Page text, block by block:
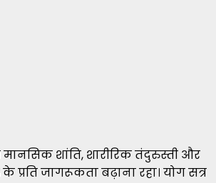
मानसिक शांति, शारीरिक तंदुरुस्ती और
के प्रति जागरूकता बढ़ाना रहा। योग सत्र